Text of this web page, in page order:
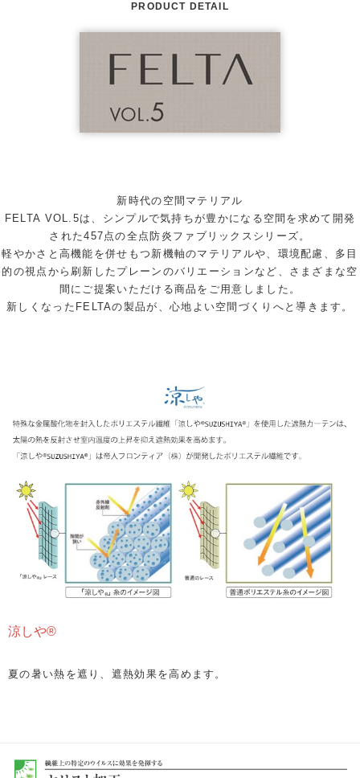
PRODUCT DETAIL
新時代の空間マテリアル
FELTA VOL.5は、シンプルで気持ちが豊かになる空間を求めて開発
された457点の全点防炎ファブリックスシリーズ。
軽やかさと高機能を併せもつ新機軸のマテリアルや、環境配慮、多目
的の視点から刷新したプレーンのバリエーションなど、さまざまな空
間にご提案いただける商品をご用意しました。
新しくなったFELTAの製品が、心地よい空間づくりへと導きます。
涼しや®
夏の暑い熱を遮り、遮熱効果を高めます。